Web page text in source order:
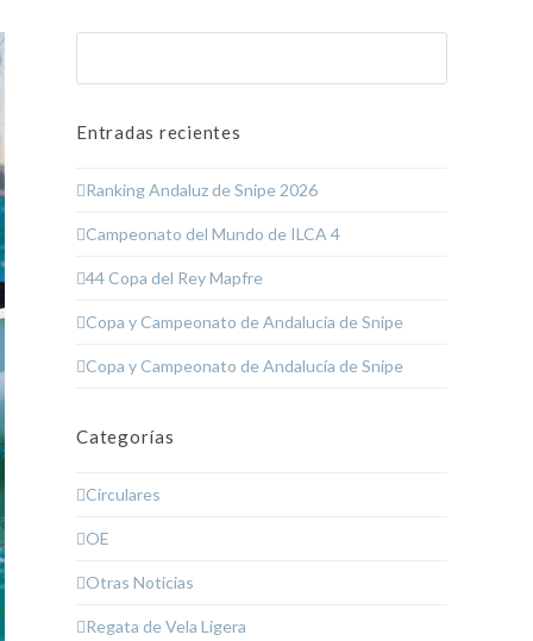
Entradas recientes
Ranking Andaluz de Snipe 2026
Campeonato del Mundo de ILCA 4
44 Copa del Rey Mapfre
Copa y Campeonato de Andalucía de Snipe
Copa y Campeonato de Andalucía de Snipe
Categorías
Circulares
OE
Otras Noticias
Regata de Vela Ligera